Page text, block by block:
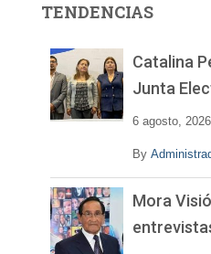
d
TENDENCIAS
Catalina
Junta
6 agosto, 2026
By
Mora